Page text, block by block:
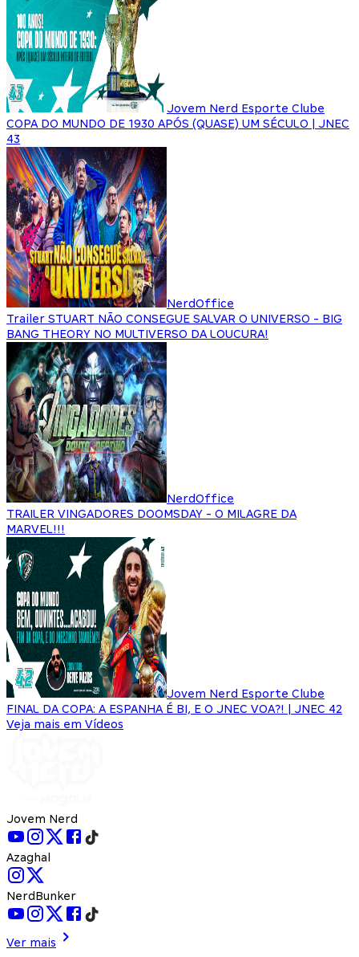
Jovem Nerd Esporte Clube
COPA DO MUNDO DE 1930 APÓS (QUASE) UM SÉCULO | JNEC
43
NerdOffice
Trailer STUART NÃO CONSEGUE SALVAR O UNIVERSO - BIG
BANG THEORY NO MULTIVERSO DA LOUCURA!
NerdOffice
TRAILER VINGADORES DOOMSDAY - O MILAGRE DA
MARVEL!!!
Jovem Nerd Esporte Clube
FINAL DA COPA: A ESPANHA É BI, E O JNEC VOA?! | JNEC 42
Veja mais em Vídeos
Jovem Nerd
Azaghal
NerdBunker
Ver mais